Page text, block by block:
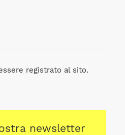
registrato al sito.
newsletter